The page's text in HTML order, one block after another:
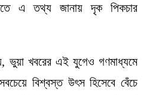
এ তথ্য জানায় দৃক পিকচার
ভুয়া খবরের এই যুগেও গণমাধ্যমে
বিশ্বস্ত উৎস হিসেবে বেঁচে